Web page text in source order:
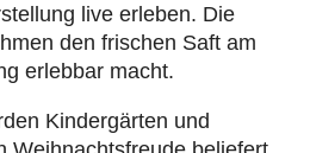
live erleben. Die
den frischen Saft am
erlebbar macht.
Kin­der­gär­ten und